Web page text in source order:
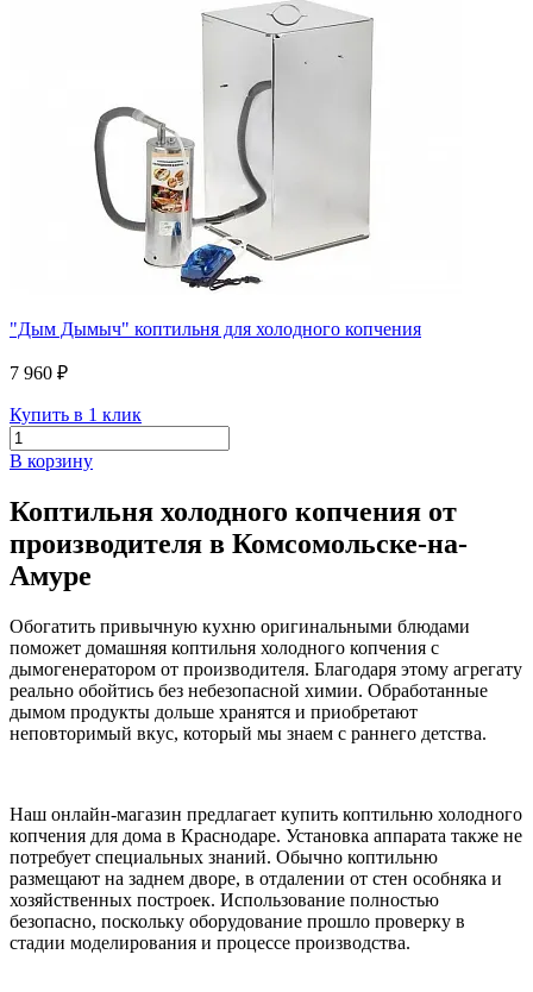
"Дым Дымыч" коптильня для холодного копчения
7 960 ₽
Купить в 1 клик
В корзину
Коптильня холодного копчения от
производителя в Комсомольске-на-
Амуре
Обогатить привычную кухню оригинальными блюдами
поможет домашняя коптильня холодного копчения с
дымогенератором от производителя. Благодаря этому агрегату
реально обойтись без небезопасной химии. Обработанные
дымом продукты дольше хранятся и приобретают
неповторимый вкус, который мы знаем с раннего детства.
Наш онлайн-магазин предлагает купить коптильню холодного
копчения для дома в Краснодаре. Установка аппарата также не
потребует специальных знаний. Обычно коптильню
размещают на заднем дворе, в отдалении от стен особняка и
хозяйственных построек. Использование полностью
безопасно, поскольку оборудование прошло проверку в
стадии моделирования и процессе производства.